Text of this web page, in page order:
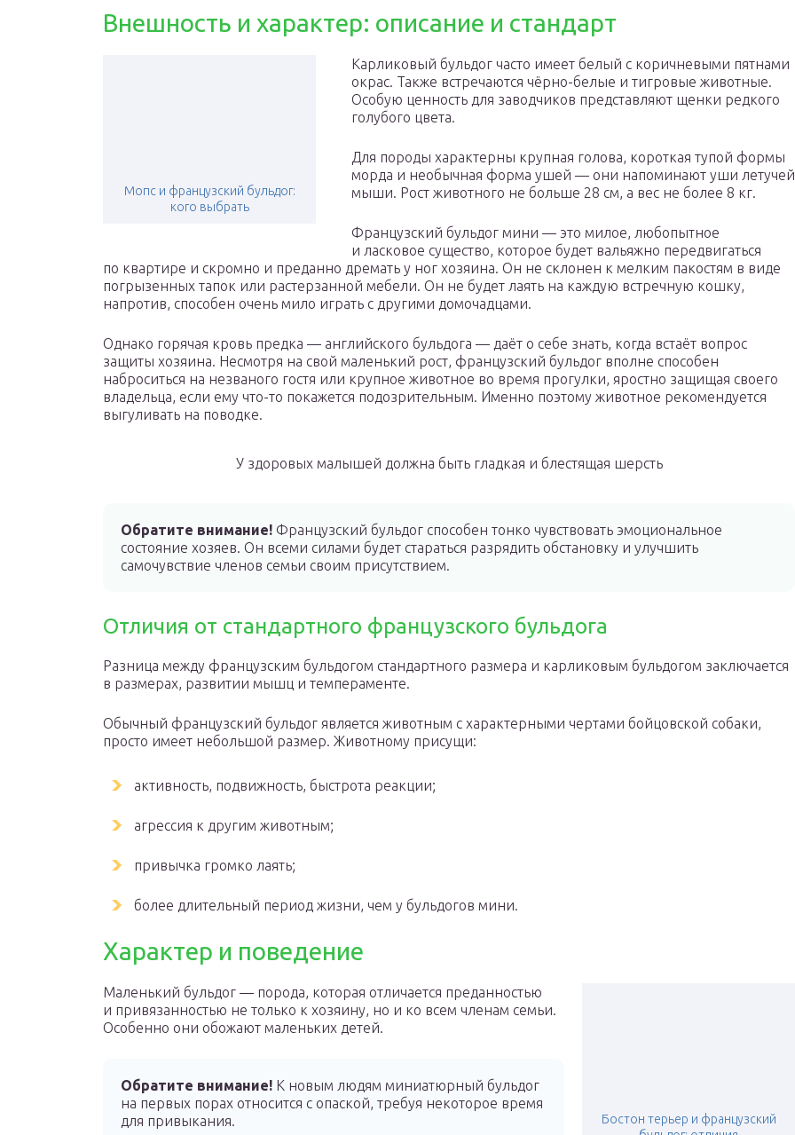
Внешность и характер: описание и стандарт
Мопс и французский бульдог:
кого выбрать
Карликовый бульдог часто имеет белый с коричневыми пятнами
окрас. Также встречаются чёрно-белые и тигровые животные.
Особую ценность для заводчиков представляют щенки редкого
голубого цвета.
Для породы характерны крупная голова, короткая тупой формы
морда и необычная форма ушей — они напоминают уши летучей
мыши. Рост животного не больше 28 см, а вес не более 8 кг.
Французский бульдог мини — это милое, любопытное
и ласковое существо, которое будет вальяжно передвигаться
по квартире и скромно и преданно дремать у ног хозяина. Он не склонен к мелким пакостям в виде
погрызенных тапок или растерзанной мебели. Он не будет лаять на каждую встречную кошку,
напротив, способен очень мило играть с другими домочадцами.
Однако горячая кровь предка — английского бульдога — даёт о себе знать, когда встаёт вопрос
защиты хозяина. Несмотря на свой маленький рост, французский бульдог вполне способен
наброситься на незваного гостя или крупное животное во время прогулки, яростно защищая своего
владельца, если ему что-то покажется подозрительным. Именно поэтому животное рекомендуется
выгуливать на поводке.
У здоровых малышей должна быть гладкая и блестящая шерсть
Обратите внимание! Французский бульдог способен тонко чувствовать эмоциональное
состояние хозяев. Он всеми силами будет стараться разрядить обстановку и улучшить
самочувствие членов семьи своим присутствием.
Отличия от стандартного французского бульдога
Разница между французским бульдогом стандартного размера и карликовым бульдогом заключается
в размерах, развитии мышц и темпераменте.
Обычный французский бульдог является животным с характерными чертами бойцовской собаки,
просто имеет небольшой размер. Животному присущи:
активность, подвижность, быстрота реакции;
агрессия к другим животным;
привычка громко лаять;
более длительный период жизни, чем у бульдогов мини.
Характер и поведение
Бостон терьер и французский
Маленький бульдог — порода, которая отличается преданностью
и привязанностью не только к хозяину, но и ко всем членам семьи.
Особенно они обожают маленьких детей.
Обратите внимание! К новым людям миниатюрный бульдог
на первых порах относится с опаской, требуя некоторое время
для привыкания.